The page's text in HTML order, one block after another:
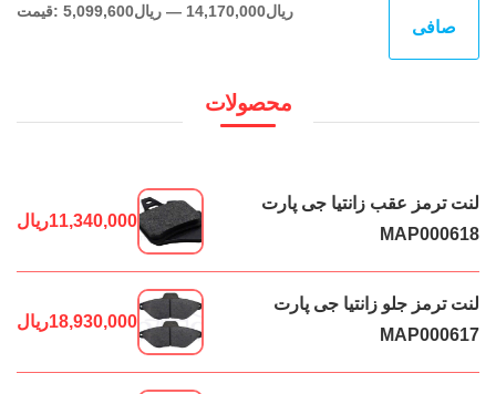
صافی
قيمت: 5,099,600ریال — 14,170,000ریال
محصولات
لنت ترمز عقب زانتیا جی پارت
MAP000618
11,340,000ریال
لنت ترمز جلو زانتیا جی پارت
MAP000617
18,930,000ریال